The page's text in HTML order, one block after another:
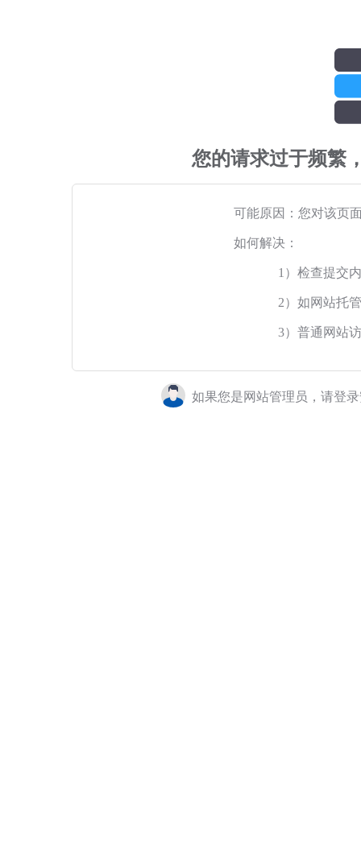
您的请求过于频繁
可能原因：您对该页
如何解决：
1）检查提交
2）如网站托
3）普通网站
如果您是网站管理员，请登